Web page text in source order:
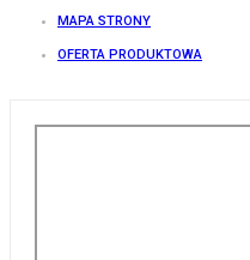
MAPA STRONY
OFERTA PRODUKTOWA